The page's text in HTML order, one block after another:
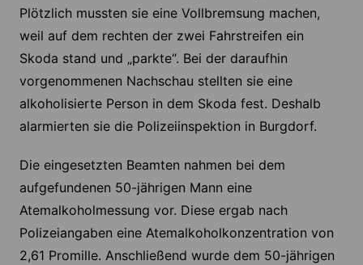
Plötzlich mussten sie eine Vollbremsung machen,
weil auf dem rechten der zwei Fahrstreifen ein
Skoda stand und „parkte“. Bei der daraufhin
vorgenommenen Nachschau stellten sie eine
alkoholisierte Person in dem Skoda fest. Deshalb
alarmierten sie die Polizeiinspektion in Burgdorf.
Die eingesetzten Beamten nahmen bei dem
aufgefundenen 50-jährigen Mann eine
Atemalkoholmessung vor. Diese ergab nach
Polizeiangaben eine Atemalkoholkonzentration von
2,61 Promille. Anschließend wurde dem 50-jährigen